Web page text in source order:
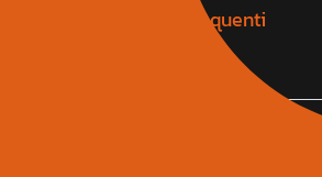
Domande e risposte frequenti
trovare l’elenco espositori